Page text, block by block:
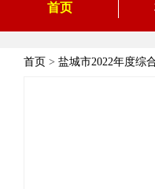
首页
首页 > 盐城市2022年度综